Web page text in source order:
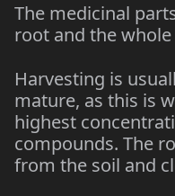
The medicinal
root and the
Harvesting is
mature, as this is
highest
compounds. The
from the soil and